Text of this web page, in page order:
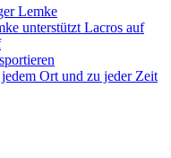
Lemke
unterstützt Lacros auf
Ort und zu jeder Zeit